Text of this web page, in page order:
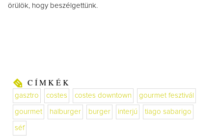
örülök, hogy beszélgettünk.
CÍMKÉK
gasztro costes costes downtown gourmet fesztivál
gourmet halburger burger interjú tiago sabarigo
séf